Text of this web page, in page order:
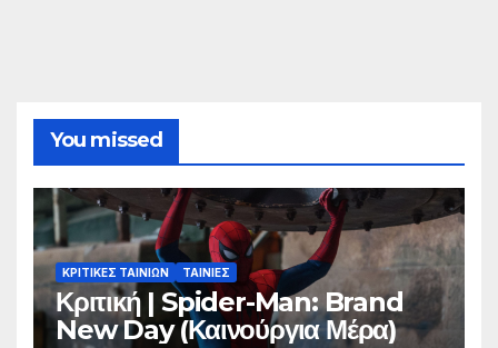
You missed
ΚΡΙΤΙΚΕΣ ΤΑΙΝΙΩΝ ΤΑΙΝΙΕΣ
Κριτική | Spider-Man: Brand
New Day (Καινούργια Μέρα)